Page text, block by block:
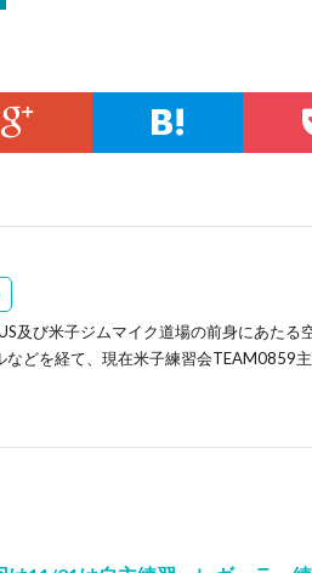
及び米子ジムマイク道場の前身にあたる
などを経て、現在米子練習会TEAM0859